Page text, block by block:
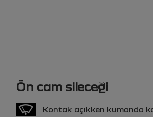
Ön cam sileceği
Kontak açıkken kumanda